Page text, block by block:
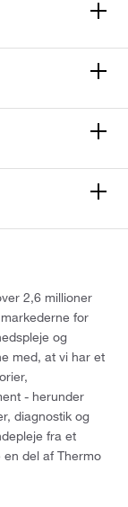
2,6 millioner
for
og
med, at vi har et
- herunder
diagnostik og
fra et
del af Thermo